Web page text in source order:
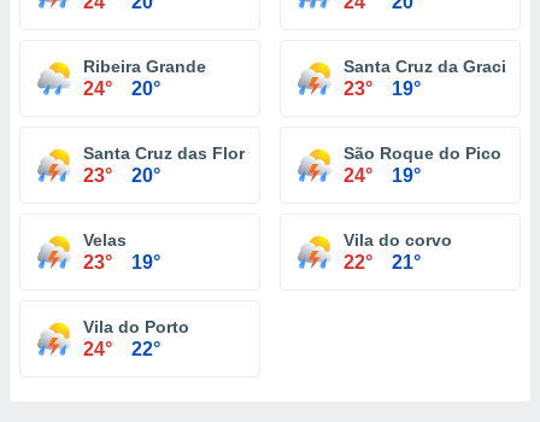
Ribeira Grande
24° 20°
Santa Cruz da Graciosa
23° 19°
Santa Cruz das Flores
23° 20°
São Roque do Pico
24° 19°
Velas
23° 19°
Vila do corvo
22° 21°
Vila do Porto
24° 22°